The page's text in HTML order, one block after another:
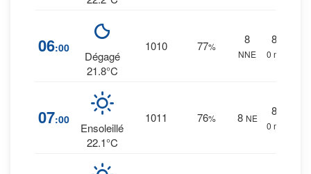
06:00
Dégagé
21.8°C
1010 77%
8
NNE
8
0 mm.
07:00
Ensoleillé
22.1°C
1011 76% 8 NE
8
0 mm.